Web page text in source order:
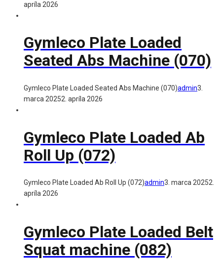
apríla 2026
Gymleco Plate Loaded
Seated Abs Machine (070)
Gymleco Plate Loaded Seated Abs Machine (070)admin3.
marca 20252. apríla 2026
Gymleco Plate Loaded Ab
Roll Up (072)
Gymleco Plate Loaded Ab Roll Up (072)admin3. marca 20252.
apríla 2026
Gymleco Plate Loaded Belt
Squat machine (082)